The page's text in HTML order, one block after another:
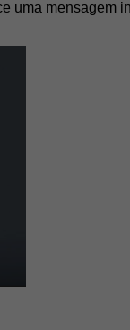
uma mensagem